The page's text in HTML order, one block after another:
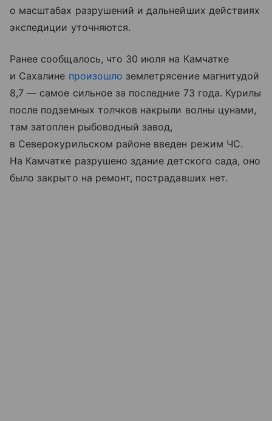
о масштабах разрушений и дальнейших действиях
экспедиции уточняются.
Ранее сообщалось, что 30 июля на Камчатке
и Сахалине произошло землетрясение магнитудой
8,7 — самое сильное за последние 73 года. Курилы
после подземных толчков накрыли волны цунами,
там затоплен рыбоводный завод,
в Северокурильском районе введен режим ЧС.
На Камчатке разрушено здание детского сада, оно
было закрыто на ремонт, пострадавших нет.